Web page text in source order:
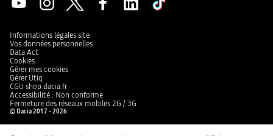
Informations légales site
Vos données personnelles
Data Act
Cookies
Gérer mes cookies
Gérer Utiq
CGU shop.dacia.fr
Accessibilité : Non conforme
Fermeture des réseaux mobiles 2G / 3G
© Dacia 2017 - 2026